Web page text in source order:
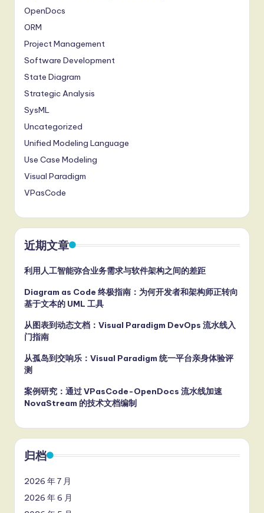
OpenDocs
ORM
Project Management
Software Development
State Diagram
Strategic Analysis
SysML
Uncategorized
Unified Modeling Language
Use Case Modeling
Visual Paradigm
VPasCode
近期文章
利用人工智能弥合业务需求与软件架构之间的差距
Diagram as Code 终极指南：为何开发者和架构师正转向
基于文本的 UML 工具
从图表到动态文档：Visual Paradigm DevOps 流水线入
门指南
从孤岛到交响乐：Visual Paradigm 统一平台亲身体验评
测
案例研究：通过 VPasCode-OpenDocs 流水线加速
NovaStream 的技术文档编制
归档
2026 年 7 月
2026 年 6 月